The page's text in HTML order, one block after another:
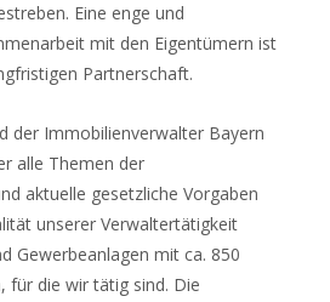
Eine enge und
mit den Eigentümern ist
Partnerschaft.
der Immobilienverwalter Bayern
alle Themen der
aktuelle gesetzliche Vorgaben
unserer Verwaltertätigkeit
Gewerbeanlagen mit ca. 850
für die wir tätig sind. Die